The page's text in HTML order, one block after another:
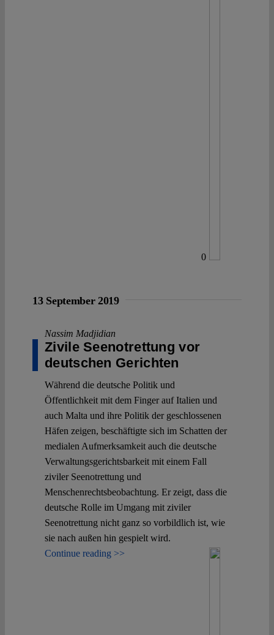
0
13 September 2019
Nassim Madjidian
Zivile Seenotrettung vor
deutschen Gerichten
Während die deutsche Politik und
Öffentlichkeit mit dem Finger auf Italien und
auch Malta und ihre Politik der geschlossenen
Häfen zeigen, beschäftigte sich im Schatten der
medialen Aufmerksamkeit auch die deutsche
Verwaltungsgerichtsbarkeit mit einem Fall
ziviler Seenotrettung und
Menschenrechtsbeobachtung. Er zeigt, dass die
deutsche Rolle im Umgang mit ziviler
Seenotrettung nicht ganz so vorbildlich ist, wie
sie nach außen hin gespielt wird.
Continue reading >>